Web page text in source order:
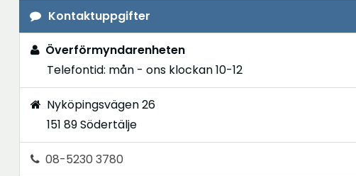
Kontaktuppgifter
Överförmyndarenheten
Telefontid: mån - ons klockan 10-12
Nyköpingsvägen 26
151 89 Södertälje
08-5230 3780